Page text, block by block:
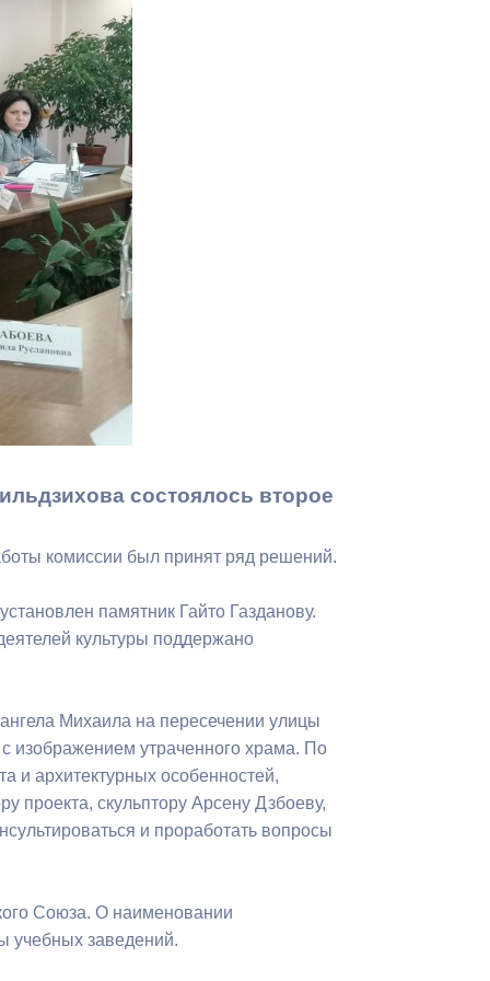
Противодействие коррупции
Градостроительная деятельность
Формирование комфортной
городской среды
Бюджет для граждан
Пространственные сведения
Гражданская оборона в
чрезвычайных ситуациях
Незаконное строительство
Информация финансового
Бесплатная юридическая помощь
состоялось второе
комиссии был принят ряд решений.
памятник Гайто Газданову.
культуры поддержано
Михаила на пересечении улицы
изображением утраченного храма. По
и архитектурных особенностей,
проекта, скульптору Арсену Дзбоеву,
и проработать вопросы
Союза. О наименовании
учебных заведений.